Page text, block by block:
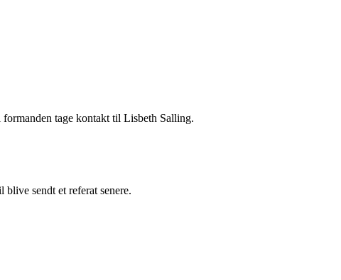
tage kontakt til Lisbeth Salling.
sendt et referat senere.